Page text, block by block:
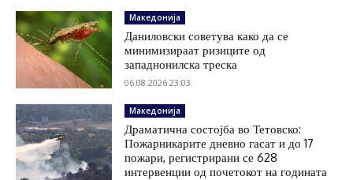
Македонија
Даниловски советува како да се
минимизираат ризиците од
западнонилска треска
06.08.2026 23:03
Македонија
Драматична состојба во Тетовско:
Пожарникарите дневно гасат и до 17
пожари, регистрирани се 628
интервенции од почетокот на годината